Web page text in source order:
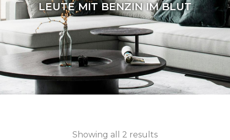
LEUTE MIT BENZIN IM BLUT
Showing all 2 results